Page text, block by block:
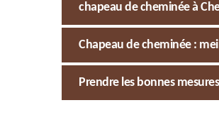
chapeau de cheminée à
Chapeau de cheminée :
Prendre les bonnes